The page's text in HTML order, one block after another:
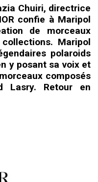
Chuiri, directrice
confie à Maripol
de morceaux
Maripol
polaroids
y posant sa voix et
composés
Lasry. Retour en